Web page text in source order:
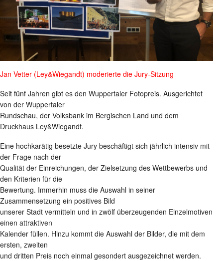
Jan Vetter (Ley&Wiegandt) moderierte die Jury-Sitzung
Seit fünf Jahren gibt es den Wuppertaler Fotopreis. Ausgerichtet
von der Wuppertaler
Rundschau, der Volksbank im Bergischen Land und dem
Druckhaus Ley&Wiegandt.
Eine hochkarätig besetzte Jury beschäftigt sich jährlich intensiv mit
der Frage nach der
Qualität der Einreichungen, der Zielsetzung des Wettbewerbs und
den Kriterien für die
Bewertung. Immerhin muss die Auswahl in seiner
Zusammensetzung ein positives Bild
unserer Stadt vermitteln und in zwölf überzeugenden Einzelmotiven
einen attraktiven
Kalender füllen. Hinzu kommt die Auswahl der Bilder, die mit dem
ersten, zweiten
und dritten Preis noch einmal gesondert ausgezeichnet werden.